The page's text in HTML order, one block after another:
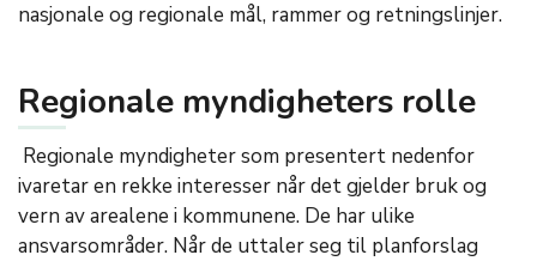
nasjonale og regionale mål, rammer og retningslinjer.
Regionale myndigheters rolle
Regionale myndigheter som presentert nedenfor
ivaretar en rekke interesser når det gjelder bruk og
vern av arealene i kommunene. De har ulike
ansvarsområder. Når de uttaler seg til planforslag